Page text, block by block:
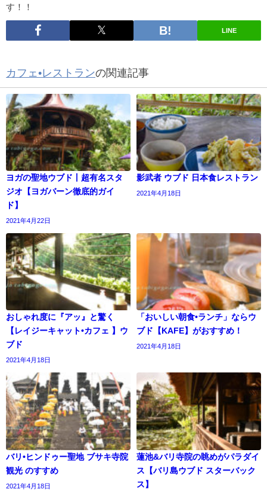
す！！
LINE
カフェ•レストランの関連記事
ヨガの聖地ウブド丨超有名スタ
ジオ【ヨガバーン徹底的ガイ
ド】
2021年4月22日
影武者 ウブド 日本食レストラン
2021年4月18日
おしゃれ度に『アッ』と驚く
【レイジーキャット•カフェ 】ウ
ブド
2021年4月18日
「おいしい朝食•ランチ」ならウ
ブド【KAFE】がおすすめ！
2021年4月18日
バリ•ヒンドゥー聖地 ブサキ寺院
観光 のすすめ
2021年4月18日
蓮池&バリ寺院の眺めがパラダイ
ス【バリ島ウブド スターバック
ス】